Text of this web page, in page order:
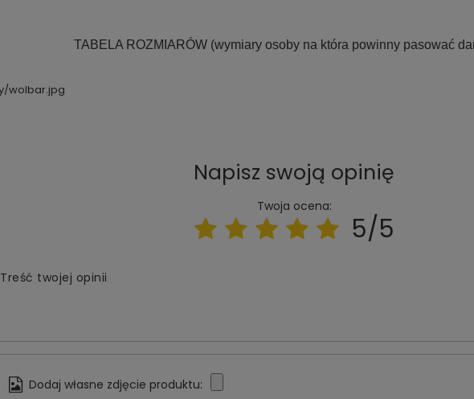
TABELA ROZMIARÓW (wymiary osoby na która powinny pasować
Napisz swoją opinię
Twoja ocena:
5/5
Treść twojej opinii
Dodaj własne zdjęcie produktu: